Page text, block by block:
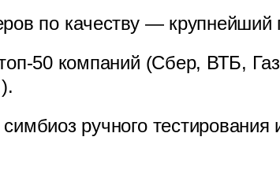
по качеству — крупнейший
50 компаний (Сбер, ВТБ,
ручного тестирования